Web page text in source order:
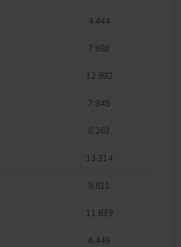
4.444
7.681
12.892
7.845
6.263
13.314
9.811
11.839
6.449